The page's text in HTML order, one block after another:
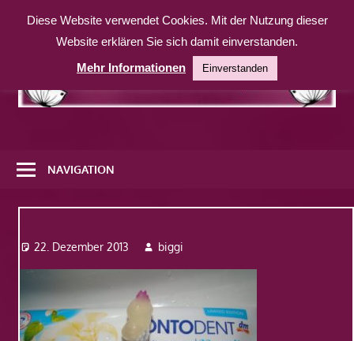
Inhalt
weitere
Website
NAVIGATION
22. Dezember 2013 biggi
Diese Website verwendet Cookies. Mit der Nutzung dieser
Website erklären Sie sich damit einverstanden.
Mehr Informationen
Einverstanden